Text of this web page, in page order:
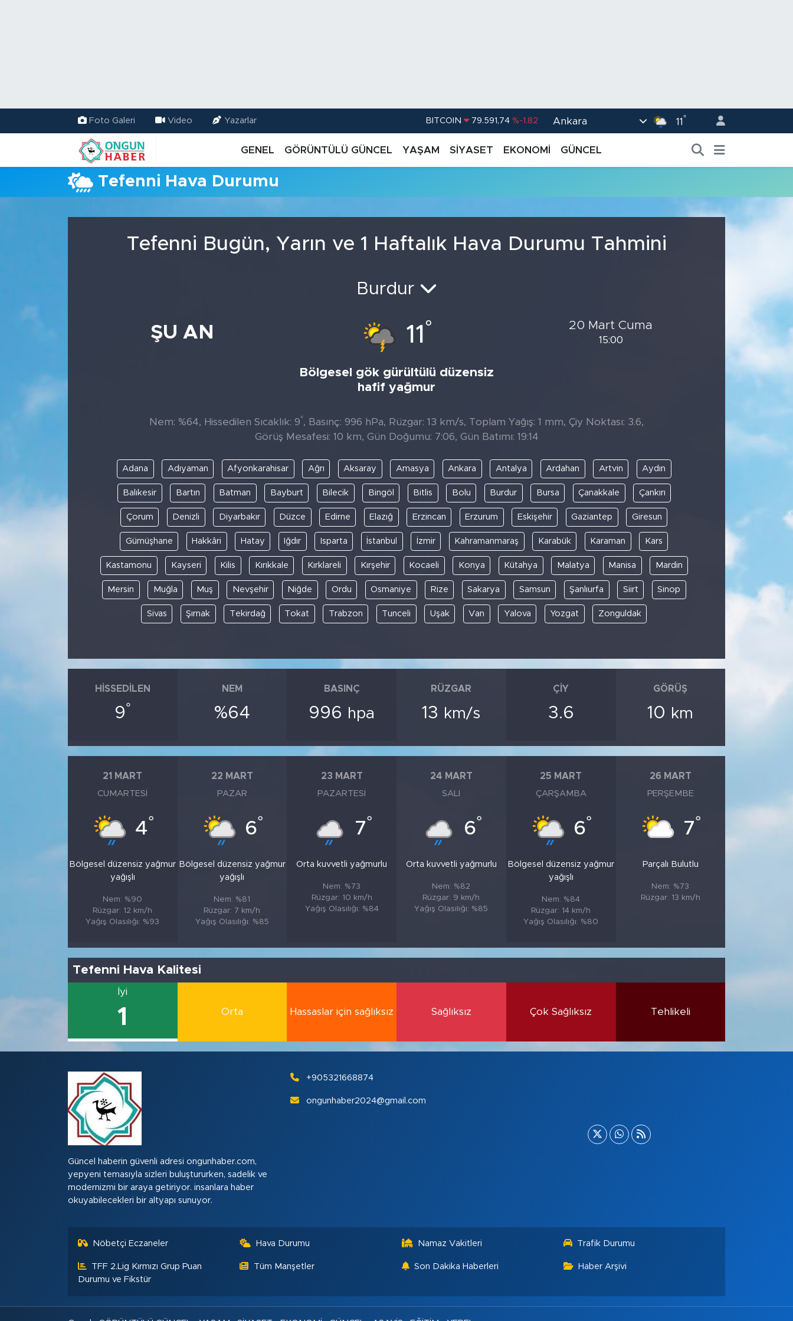
Foto Galeri Video Yazarlar BITCOIN 79.591,74 %-1.82 Ankara 11 °
GENEL GÖRÜNTÜLÜ GÜNCEL YAŞAM SİYASET EKONOMİ GÜNCEL
Tefenni Hava Durumu
Tefenni Bugün, Yarın ve 1 Haftalık Hava Durumu Tahmini
ŞU AN
Burdur
11 °
Bölgesel gök gürültülü düzensiz
hafif yağmur
20 Mart Cuma
15:00
Nem: %64, Hissedilen Sıcaklık: 9°, Basınç: 996 hPa, Rüzgar: 13 km/s, Toplam Yağış: 1 mm, Çiy Noktası: 3.6,
Görüş Mesafesi: 10 km, Gün Doğumu: 7:06, Gün Batımı: 19:14
Adana Adıyaman Afyonkarahisar Ağrı Aksaray Amasya Ankara Antalya Ardahan Artvin Aydın
Balıkesir Bartın Batman Bayburt Bilecik Bingöl Bitlis Bolu Burdur Bursa Çanakkale Çankırı
Çorum Denizli Diyarbakır Düzce Edirne Elazığ Erzincan Erzurum Eskişehir Gaziantep Giresun
Gümüşhane Hakkâri Hatay Iğdır Isparta İstanbul İzmir Kahramanmaraş Karabük Karaman Kars
Kastamonu Kayseri Kilis Kırıkkale Kırklareli Kırşehir Kocaeli Konya Kütahya Malatya Manisa Mardin
Mersin Muğla Muş Nevşehir Niğde Ordu Osmaniye Rize Sakarya Samsun Şanlıurfa Siirt Sinop
Sivas Şırnak Tekirdağ Tokat Trabzon Tunceli Uşak Van Yalova Yozgat Zonguldak
HISSEDILEN
9°
NEM
%64
BASINÇ
996 hpa
RÜZGAR
13 km/s
ÇIY
3.6
GÖRÜŞ
10 km
21 MART
CUMARTESI
4°
Bölgesel düzensiz yağmur
yağışlı
Nem: %90
Rüzgar: 12 km/h
Yağış Olasılığı: %93
22 MART
PAZAR
6°
Bölgesel düzensiz yağmur
yağışlı
Nem: %81
Rüzgar: 7 km/h
Yağış Olasılığı: %85
23 MART
PAZARTESI
7°
Orta kuvvetli yağmurlu
Nem: %73
Rüzgar: 10 km/h
Yağış Olasılığı: %84
24 MART
SALI
6°
Orta kuvvetli yağmurlu
Nem: %82
Rüzgar: 9 km/h
Yağış Olasılığı: %85
25 MART
ÇARŞAMBA
6°
Bölgesel düzensiz yağmur
yağışlı
Nem: %84
Rüzgar: 14 km/h
Yağış Olasılığı: %80
26 MART
PERŞEMBE
7°
Parçalı Bulutlu
Nem: %73
Rüzgar: 13 km/h
Tefenni Hava Kalitesi
İyi
1 Orta Hassaslar için sağlıksız Sağlıksız Çok Sağlıksız Tehlikeli
Güncel haberin güvenli adresi ongunhaber.com,
yepyeni temasıyla sizleri buluştururken, sadelik ve
modernizmi bir araya getiriyor. insanlara haber
okuyabilecekleri bir altyapı sunuyor.
+905321668874
ongunhaber2024@gmail.com
Nöbetçi Eczaneler Hava Durumu Namaz Vakitleri Trafik Durumu
TFF 2.Lig Kırmızı Grup Puan
Durumu ve Fikstür
Tüm Manşetler Son Dakika Haberleri Haber Arşivi
Trafik Durumu
TFF 2.Lig Kırmızı Grup Puan Durumu ve Fikstür
Tüm Manşetler